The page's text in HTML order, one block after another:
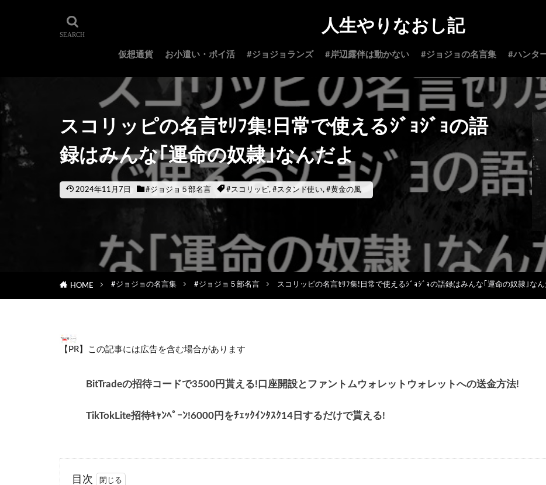
人生やりなおし記
仮想通貨 お小遣い・ポイ活 #ジョジョランズ #岸辺露伴は動かない #ジョジョの名言集 #ハンタ
スコリッピの名言ｾﾘﾌ集!日常で使えるｼﾞｮｼﾞｮの語
録はみんな｢運命の奴隷｣なんだよ
2024年11月7日 #ジョジョ５部名言 #スコリッピ, #スタンド使い, #黄金の風
HOME #ジョジョの名言集 #ジョジョ５部名言 スコリッピの名言ｾﾘﾌ集!日常で使えるｼﾞｮｼﾞｮの語録はみんな｢運命の奴隷｣なん
【PR】この記事には広告を含む場合があります
BitTradeの招待コードで3500円貰える!口座開設とファントムウォレットウォレットへの送金方法!
TikTokLite招待ｷｬﾝﾍﾟｰﾝ!6000円をﾁｪｯｸｲﾝﾀｽｸ14日するだけで貰える!
目次